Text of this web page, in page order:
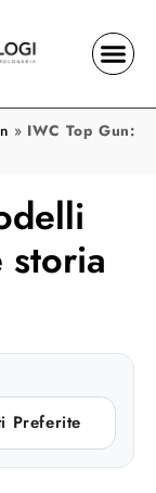
» IWC Top Gun:
Preferite